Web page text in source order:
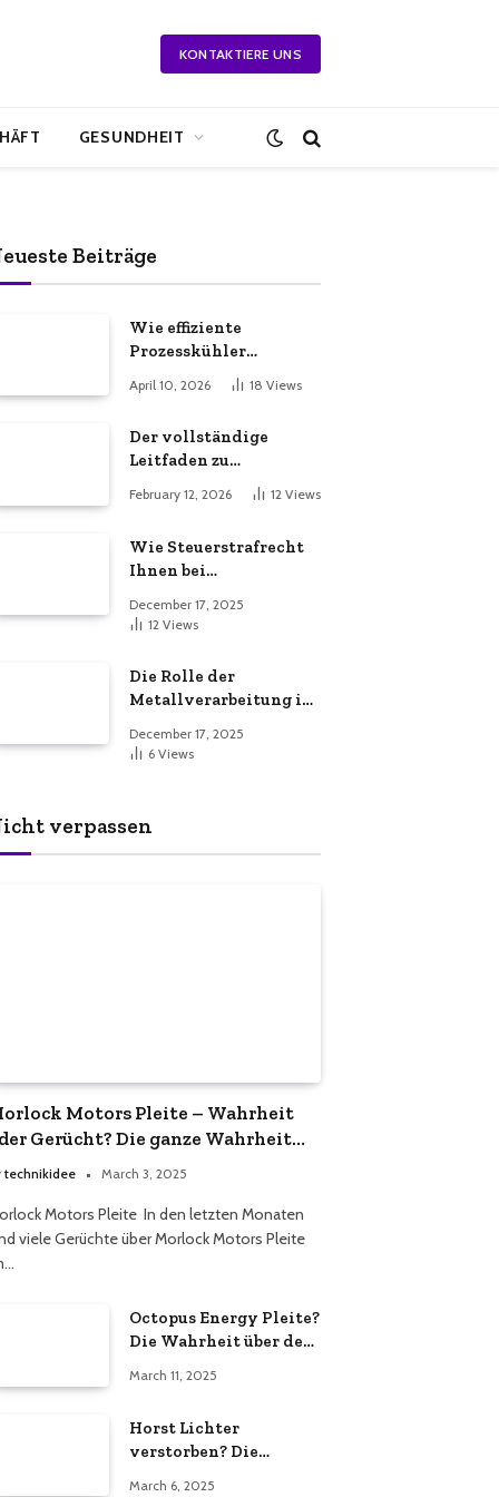
KONTAKTIERE UNS
GESUNDHEIT
Beiträge
Wie effiziente
Prozesskühler
Beratung Ihre
Produktionsabläufe
April 10, 2026 18 Views
Der vollständige
Leitfaden zu
unverzichtbaren
Dienstleistungen für
effiziente
Gewerbeimmobilie
February 12, 2026 12 Views
Wie Steuerstrafrecht
Ihnen bei
helfen kann
December 17, 2025
12 Views
Die Rolle der
Metallverarbeitung in
Fertigungsindustrie
December 17, 2025
6 Views
verpassen
Motors Pleite – Wahrheit
Gerücht? Die ganze Wahrheit
das Unternehmen
technikidee March 3, 2025
Motors Pleite In den letzten Monaten
viele Gerüchte über Morlock Motors Pleite
Octopus Energy Pleite?
Die Wahrheit über den
March 11, 2025
Horst Lichter
verstorben? Die
March 6, 2025